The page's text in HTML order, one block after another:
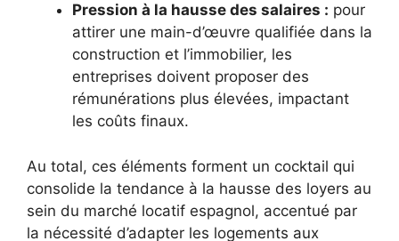
Pression à la hausse des salaires : pour
attirer une main-d’œuvre qualifiée dans la
construction et l’immobilier, les
entreprises doivent proposer des
rémunérations plus élevées, impactant
les coûts finaux.
Au total, ces éléments forment un cocktail qui
consolide la tendance à la hausse des loyers au
sein du marché locatif espagnol, accentué par
la nécessité d’adapter les logements aux